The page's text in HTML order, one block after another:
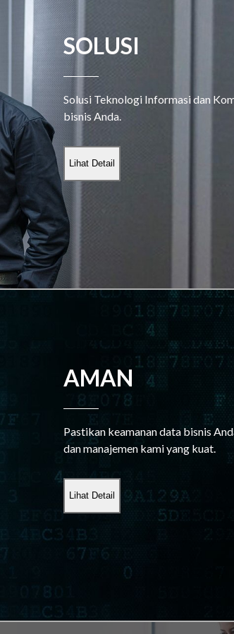
SOLUSI
Solusi Teknologi Informasi dan
bisnis Anda.
Lihat Detail
AMAN
Pastikan keamanan data bisnis
dan manajemen kami yang kuat.
Lihat Detail